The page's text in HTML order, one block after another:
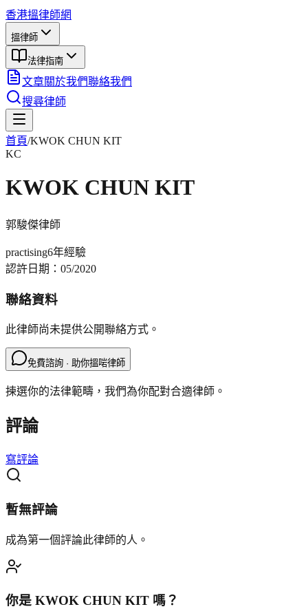
香港搵律師網
搵律師
法律指南
文章關於我們聯絡我們
搜尋律師
首頁/KWOK CHUN KIT
KC
KWOK CHUN KIT
郭駿傑律師
practising6年經驗
認許日期： 05/2020
聯絡資料
此律師尚未提供公開聯絡方式。
免費諮詢 · 助你搵啱律師
揀選你的法律範疇，我們為你配對合適律師。
評論
寫評論
暫無評論
成為第一個評論此律師的人。
你是 KWOK CHUN KIT 嗎？